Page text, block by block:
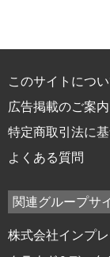
このサイトにつ
広告掲載のご案内
特定商取引法に
よくある質問
関連グループサ
株式会社インプ